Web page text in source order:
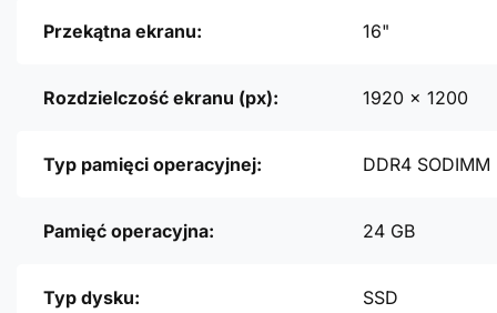
Przekątna ekranu: 16"
Rozdzielczość ekranu (px): 1920 x 1200
Typ pamięci operacyjnej: DDR4 SODIMM
Pamięć operacyjna: 24 GB
Typ dysku: SSD